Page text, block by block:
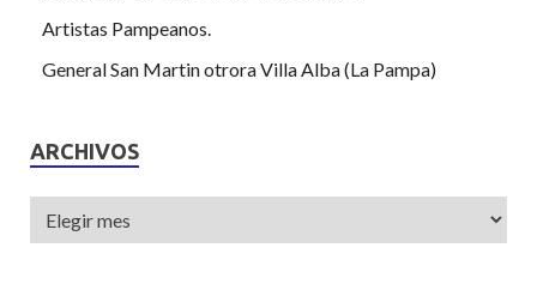
Artistas Pampeanos.
General San Martin otrora Villa Alba (La Pampa)
ARCHIVOS